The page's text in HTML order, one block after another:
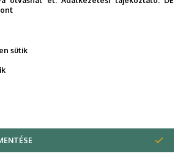
Egyetem valamint a
Klinikai Központ hírnevét
hasznos időtöltést kívánunk!
sütik